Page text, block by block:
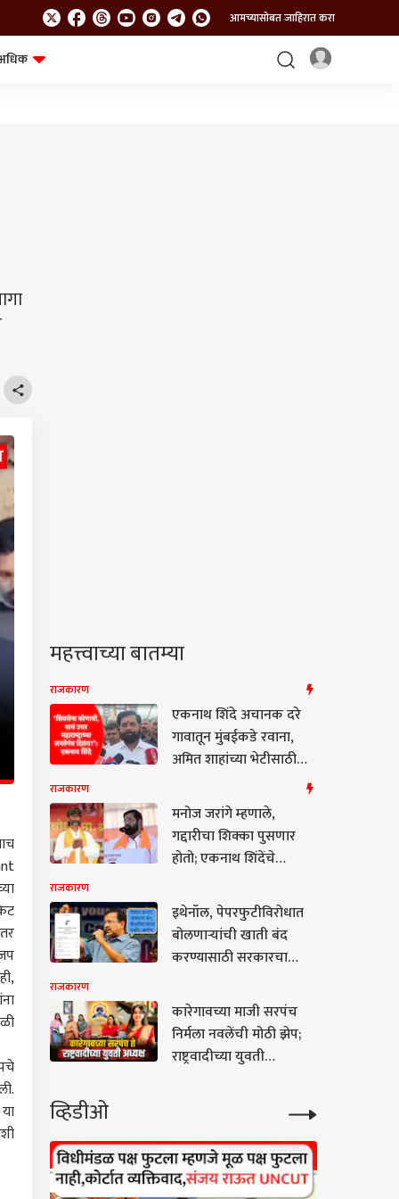
आमच्यासोबत जाहिरात करा
महत्त्वाच्या बातम्या
राजकारण
एकनाथ शिंदे अचानक दरे
गावातून मुंबईकडे रवाना,
अमित शाहांच्या भेटीसाठी
माहिती
राजकारण
मनोज जरांगे म्हणाले,
गद्दारीचा शिक्का पुसणार
होतो; एकनाथ शिंदेंचे
म्हणाले....
राजकारण
इथेनॉल, पेपरफुटीविरोधात
बोलणाऱ्यांची खाती बंद
करण्यासाठी सरकारचा
बदमाशी करत मोदींसमोर
गुडघे टेकवू नयेत;
केजरीवालांचा गंभीर आरोप
राजकारण
कारेगावच्या माजी सरपंच
निर्मला नवलेंची मोठी झेप;
राष्ट्रवादीच्या युवती
व्हिडीओ